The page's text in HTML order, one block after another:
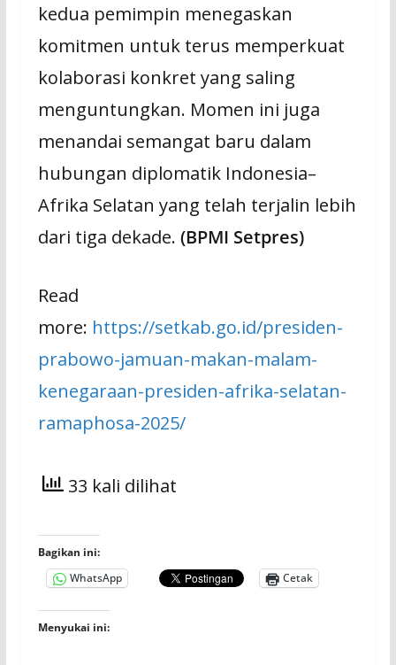
kedua pemimpin menegaskan
komitmen untuk terus memperkuat
kolaborasi konkret yang saling
menguntungkan. Momen ini juga
menandai semangat baru dalam
hubungan diplomatik Indonesia–
Afrika Selatan yang telah terjalin lebih
dari tiga dekade. (BPMI Setpres)
Read
more: https://setkab.go.id/presiden-
prabowo-jamuan-makan-malam-
kenegaraan-presiden-afrika-selatan-
ramaphosa-2025/
33 kali dilihat
Bagikan ini:
WhatsApp
Cetak
Menyukai ini: